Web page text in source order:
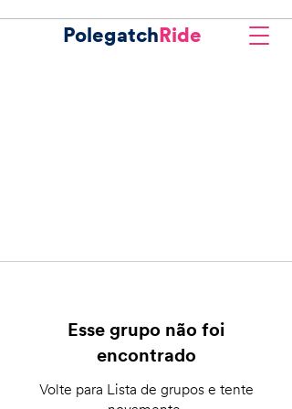
PolegatchRide
Esse grupo não foi
encontrado
Volte para Lista de grupos e tente